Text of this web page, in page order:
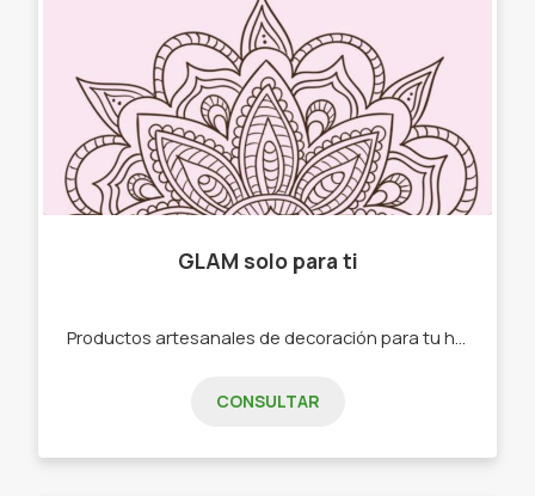
GLAM solo para ti
CONSULTAR